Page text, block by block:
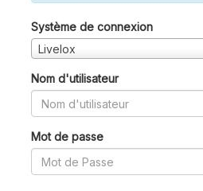
Système de connexion
Livelox
Nom d'utilisateur
Mot de passe